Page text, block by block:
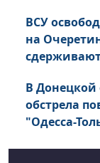
ВСУ
на
В Донецкой
обстрела
"Одесса-